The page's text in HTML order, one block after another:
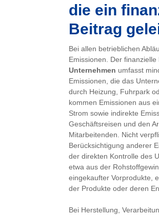
die ein
Beitrag
Bei allen betrieblichen
Emissionen. Der
Unternehmen umfasst
Emissionen, die das
durch Heizung, Fuhrpark
kommen Emissionen aus
Strom sowie indirekte
Geschäftsreisen und den
Mitarbeitenden. Nicht
Berücksichtigung anderer
der direkten Kontrolle des
etwa aus der
eingekaufter Vorprodukte,
der Produkte oder deren
Bei Herstellung,